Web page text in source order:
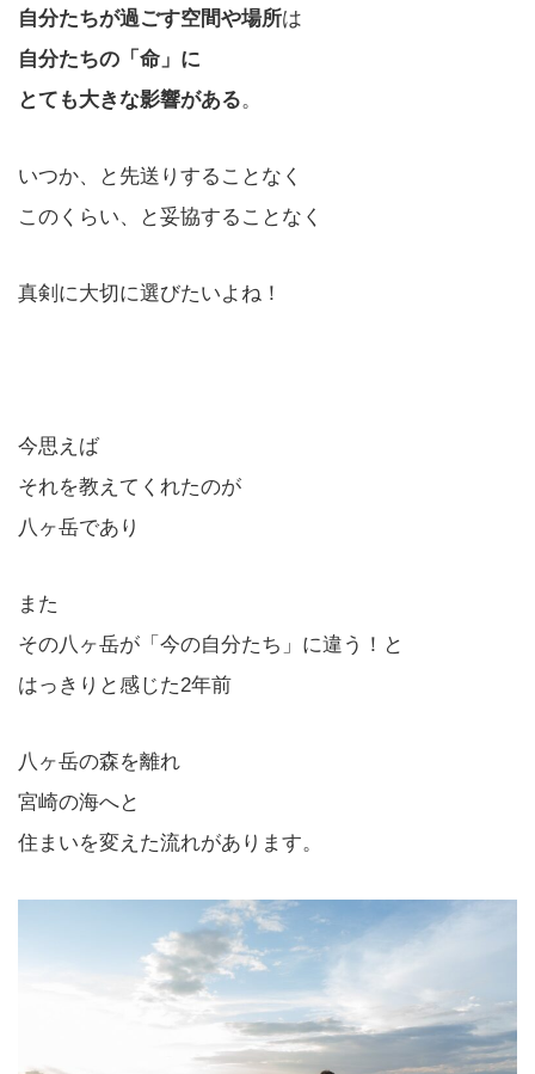
自分たちが過ごす空間や場所は
自分たちの「命」に
とても大きな影響がある。
いつか、と先送りすることなく
このくらい、と妥協することなく
真剣に大切に選びたいよね！
今思えば
それを教えてくれたのが
八ヶ岳であり
また
その八ヶ岳が「今の自分たち」に違う！と
はっきりと感じた2年前
八ヶ岳の森を離れ
宮崎の海へと
住まいを変えた流れがあります。